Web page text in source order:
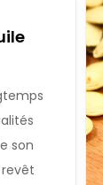
son